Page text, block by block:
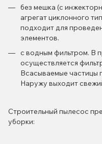
без мешка (с
агрегат циклонного
подходит для
элементов.
с водным фильтром. В
осуществляется
Всасываемые частицы
Наружу выходит
Строительный пылесос
уборки: